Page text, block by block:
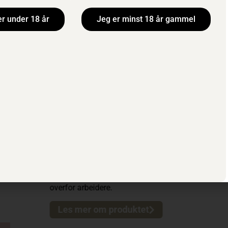
Out Of Office er en frisk og
honningmelon. En lett og saftig
og fiskeretter – eller bare til å
under 18 år Jeg er minst 18 år gammel